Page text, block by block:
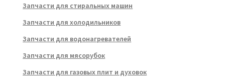
Запчасти для стиральных машин
Запчасти для холодильников
Запчасти для водонагревателей
Запчасти для мясорубок
Запчасти для газовых плит и духовок